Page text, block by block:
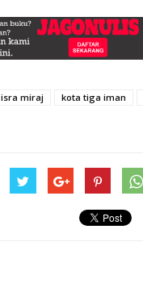
isra miraj kota tiga iman